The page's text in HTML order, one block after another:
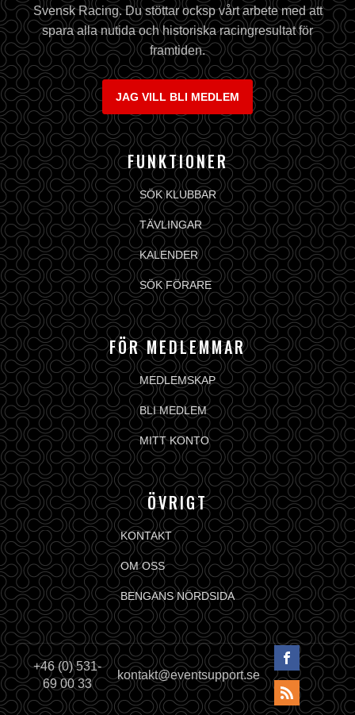
Svensk Racing. Du stöttar ocksp vårt arbete med att
spara alla nutida och historiska racingresultat för
framtiden.
JAG VILL BLI MEDLEM
FUNKTIONER
SÖK KLUBBAR
TÄVLINGAR
KALENDER
SÖK FÖRARE
FÖR MEDLEMMAR
MEDLEMSKAP
BLI MEDLEM
MITT KONTO
ÖVRIGT
KONTAKT
OM OSS
BENGANS NÖRDSIDA
+46 (0) 531-
69 00 33
kontakt@eventsupport.se